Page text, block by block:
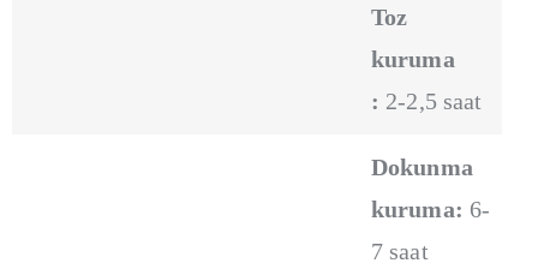
Toz
kuruma
: 2-2,5 saat
Dokunma
kuruma: 6-
7 saat